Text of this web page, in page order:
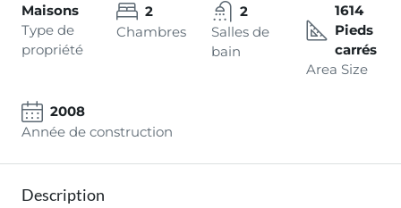
Maisons
Type de
propriété
2
Chambres
2
Salles de
bain
1614
Pieds
carrés
Area Size
2008
Année de construction
Description